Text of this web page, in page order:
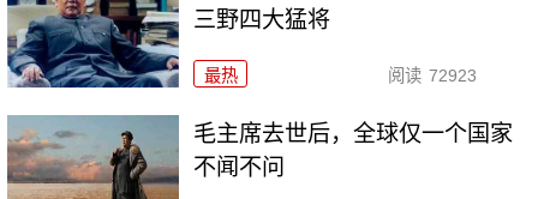
三野四大猛将
最热 阅读 72923
毛主席去世后，全球仅一个国家
不闻不问